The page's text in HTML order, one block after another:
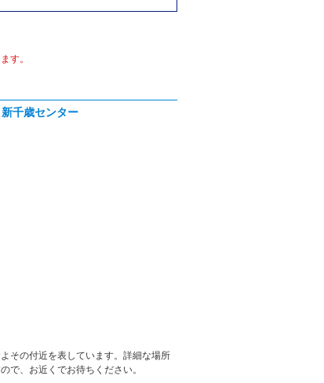
す。
新千歳センター
その付近を表しています。詳細な場所
で、お近くでお待ちください。